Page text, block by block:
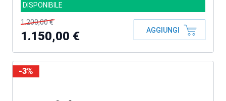
DISPONIBILE
1.200,00 €
1.150,00 € AGGIUNGI
-3%